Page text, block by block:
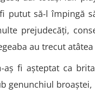
putut să-l împingă
prejudecăţi,
au trecut
aș fi așteptat ca
genunchiul